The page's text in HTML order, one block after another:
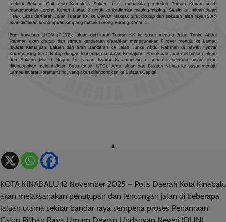
KOTA KINABALU:12 November 2025 – Polis Daerah Kota Kinabalu
akan melaksanakan penutupan dan lencongan jalan di beberapa
laluan utama sekitar bandar raya sempena proses Penamaan
Calon Pilihan Raya Umum Dewan Undangan Negeri (DUN)